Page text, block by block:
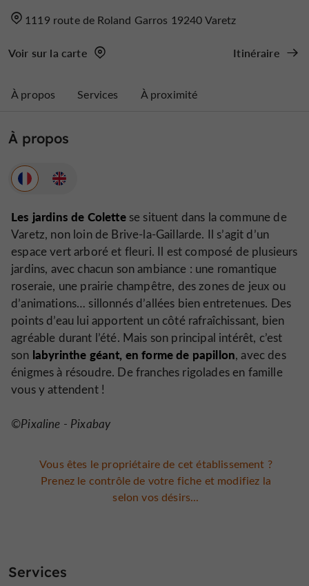
1119 route de Roland Garros 19240 Varetz
Voir sur la carte Itinéraire
À propos Services À proximité
À propos
Les jardins de Colettese situent dans la commune de
Varetz, non loin de Brive-la-Gaillarde. Il s’agit d’un
espace vert arboré et fleuri. Il est composé de plusieurs
jardins, avec chacun son ambiance : une romantique
roseraie, une prairie champêtre, des zones de jeux ou
d’animations… sillonnés d’allées bien entretenues. Des
points d’eau lui apportent un côté rafraîchissant, bien
agréable durant l’été. Mais son principal intérêt, c’est
son labyrinthe géant, en forme de papillon, avec des
énigmes à résoudre. De franches rigolades en famille
vous y attendent !
©Pixaline - Pixabay
Vous êtes le propriétaire de cet établissement ?
Prenez le contrôle de votre fiche et modifiez la
selon vos désirs...
Services